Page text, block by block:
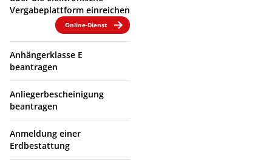
Vergabeplattform einreichen
Online-Dienst
Anhängerklasse E
beantragen
Anliegerbescheinigung
beantragen
Anmeldung einer
Erdbestattung